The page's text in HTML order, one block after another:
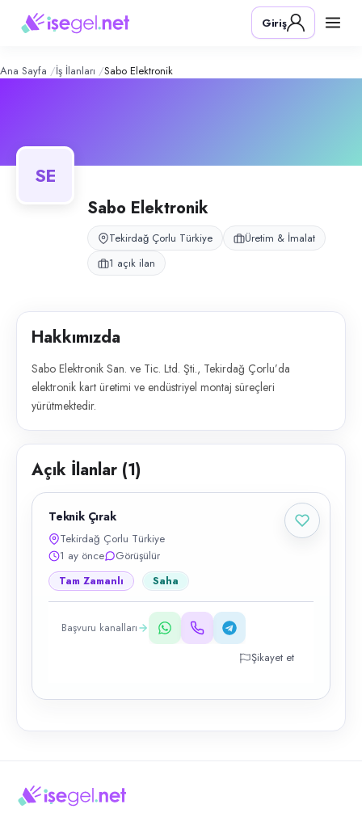
Elektronik – Şirket Profili
Konum:
Sabo Elektronik San. ve Tic. Ltd. Şti., Tekirdağ Çorlu’da elektronik
Giriş
Ana Sayfa İş İlanları Sabo Elektronik
SE
Sabo Elektronik
Tekirdağ Çorlu Türkiye
Üretim & İmalat
1 açık ilan
Hakkımızda
Sabo Elektronik San. ve Tic. Ltd. Şti., Tekirdağ Çorlu’da
elektronik kart üretimi ve endüstriyel montaj süreçleri
yürütmektedir.
Açık İlanlar (1)
Teknik Çırak
Tekirdağ Çorlu Türkiye
1 ay önce
Görüşülür
Tam Zamanlı Saha
Başvuru kanalları
Şikayet et